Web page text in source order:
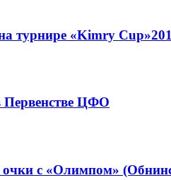
турнире «Kimry
ЦФО
с «Олимпом»